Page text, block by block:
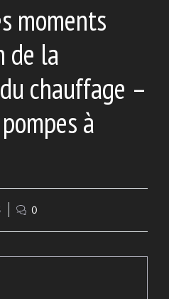
moments
de la
chauffage –
à
0